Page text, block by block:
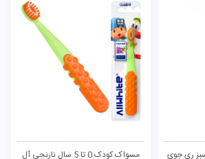
ری جوی
مسواک کودک 0 تا 5 سال نارنجی آل